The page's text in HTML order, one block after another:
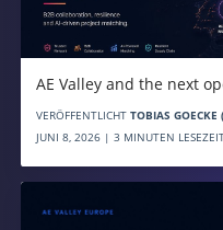
AE Valley and the next
VERÖFFENTLICHT TOBIAS GOECKE
JUNI 8, 2026 | 3 MINUTEN